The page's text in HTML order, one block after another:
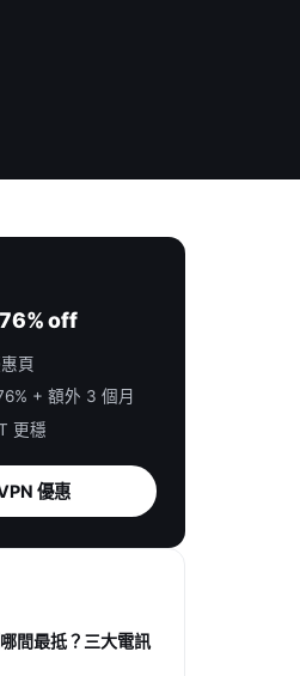
off
頁
+ 額外 3 個月
更穩
優惠
間最抵？三大電訊